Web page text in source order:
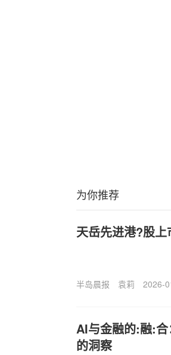
为你推荐
天岳先进港?股
半岛晨报 袁莉 2026-
AI与金融的:融:
的洞察